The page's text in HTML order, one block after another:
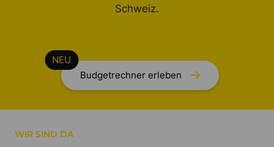
Schweiz.
Budgetrechner erleben
WIR SIND DA